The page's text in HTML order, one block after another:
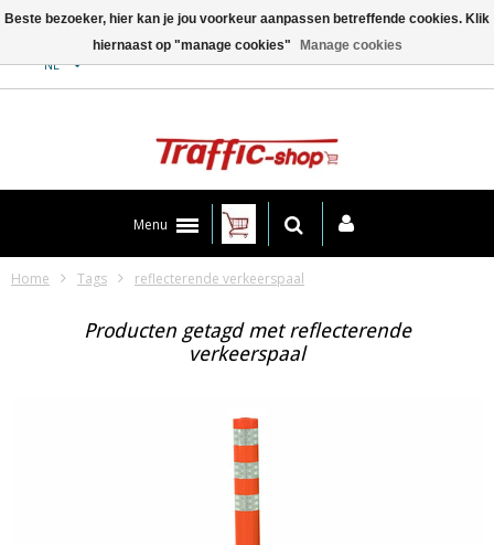
NL
Menu
Home Tags reflecterende verkeerspaal
Producten getagd met reflecterende
verkeerspaal
Beste bezoeker, hier kan je jou voorkeur aanpassen betreffende cookies. Klik
hiernaast op "manage cookies"
Manage cookies